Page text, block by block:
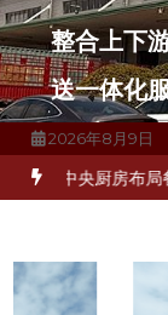
整合上下
送一体化
2026年8月9日
材流通难题？ 杭